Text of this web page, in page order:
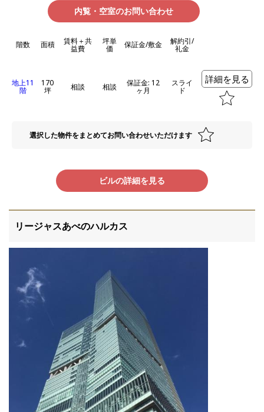
内覧・空室のお問い合わせ
階数 面積 賃料＋共
益費
坪単
価 保証金/敷金 解約引/
礼金
地上11
階
170
坪 相談 相談 保証金: 12
ヶ月
スライ
ド
詳細を見る
選択した物件をまとめてお問い合わせいただけます
ビルの詳細を見る
リージャスあべのハルカス